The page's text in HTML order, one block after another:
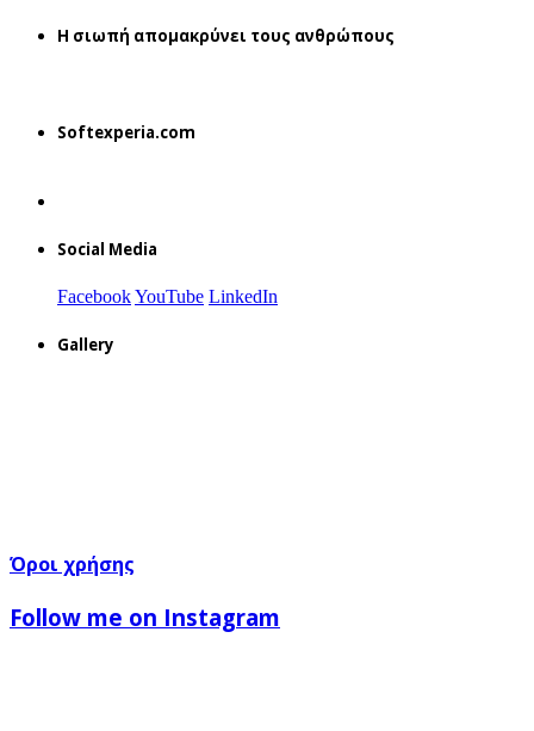
H σιωπή απομακρύνει τους ανθρώπους
Softexperia.com
Social Media
FacebookYouTube LinkedIn
Gallery
Όροι χρήσης
Follow me on Instagram